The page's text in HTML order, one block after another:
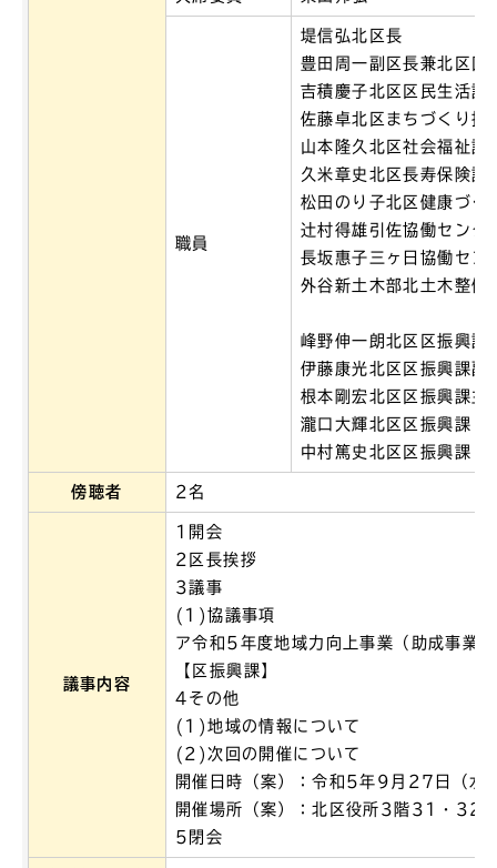
職員
堤信弘北区長
豊田周一副区長兼北区区
吉積慶子北区区民生活課
佐藤卓北区まちづくり推
山本隆久北区社会福祉課
久米章史北区長寿保険課
松田のり子北区健康づく
辻村得雄引佐協働センタ
長坂惠子三ヶ日協働セン
外谷新土木部北土木整備
峰野伸一朗北区区振興課
伊藤康光北区区振興課副
根本剛宏北区区振興課主
瀧口大輝北区区振興課
中村篤史北区区振興課
傍聴者 2名
議事内容
1開会
2区長挨拶
3議事
(1)協議事項
ア令和5年度地域力向上事業（助成事業
【区振興課】
4その他
(1)地域の情報について
(2)次回の開催について
開催日時（案）：令和5年9月27日（
開催場所（案）：北区役所3階31・32
5閉会